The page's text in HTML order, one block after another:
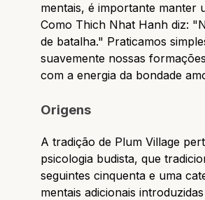
mentais, é importante manter
Como Thich Nhat Hanh diz:
de batalha." Praticamos
suavemente nossas
com a energia da bondade
Origens
A tradição de Plum Village
psicologia budista, que
seguintes cinquenta e uma
mentais adicionais